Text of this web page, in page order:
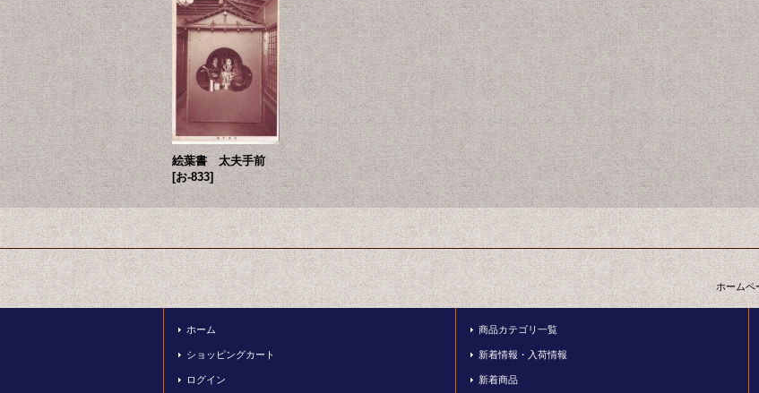
絵葉書 太夫手前
[お-833]
ホームペ
ホーム
ショッピングカート
ログイン
商品カテゴリ一覧
新着情報・入荷情報
新着商品